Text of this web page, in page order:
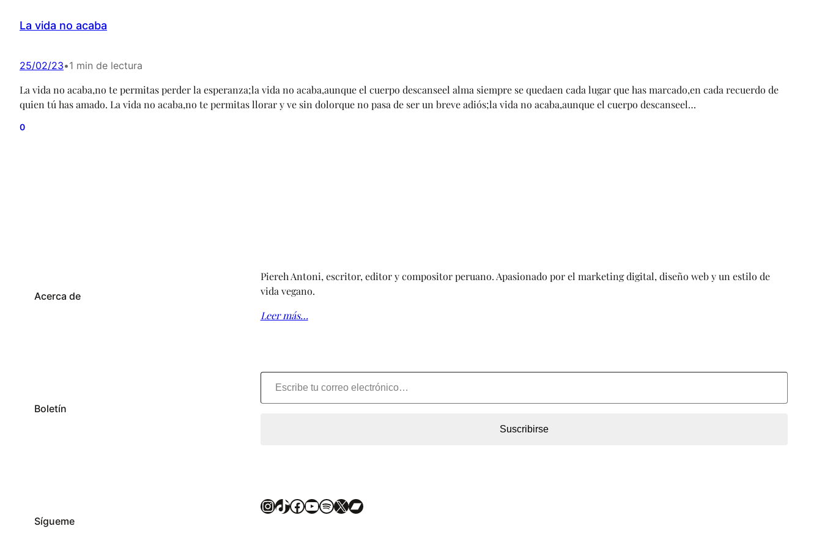
La vida no acaba
25/02/23•1 min de lectura
La vida no acaba,no te permitas perder la esperanza;la vida no acaba,aunque el cuerpo descanseel alma siempre se quedaen cada lugar que has marcado,en cada recuerdo de
quien tú has amado. La vida no acaba,no te permitas llorar y ve sin dolorque no pasa de ser un breve adiós;la vida no acaba,aunque el cuerpo descanseel…
0
Acerca de
Piereh Antoni, escritor, editor y compositor peruano. Apasionado por el marketing digital, diseño web y un estilo de
vida vegano.
Leer más…
Boletín
Escribe tu correo electrónico…
Suscribirse
Sígueme
InstagramTikTok Facebook YouTube Spotify X Bandcamp